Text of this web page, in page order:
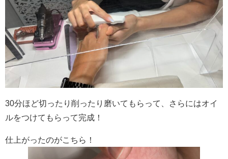
30分ほど切ったり削ったり磨いてもらって、さらにはオイ
ルをつけてもらって完成！
仕上がったのがこちら！